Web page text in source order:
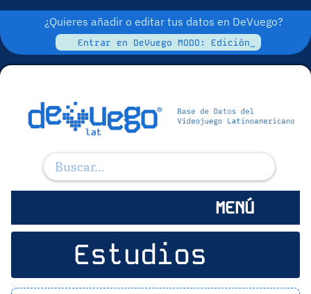
¿Quieres añadir o editar tus datos en DeVuego?
Entrar en DeVuego MODO: Edición_
MENÚ
Estudios